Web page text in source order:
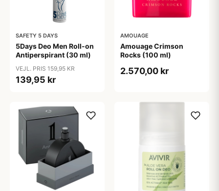
SAFETY 5 DAYS
5Days Deo Men Roll-on
Antiperspirant (30 ml)
VEJL. PRIS 159,95 KR
139,95 kr
AMOUAGE
Amouage Crimson
Rocks (100 ml)
2.570,00 kr